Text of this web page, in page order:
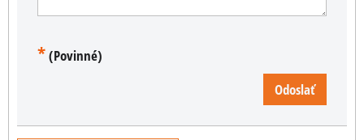
*(Povinné)
Odoslať